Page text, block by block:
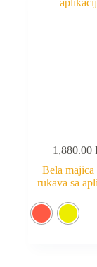
1,880.00
Bela
rukava sa